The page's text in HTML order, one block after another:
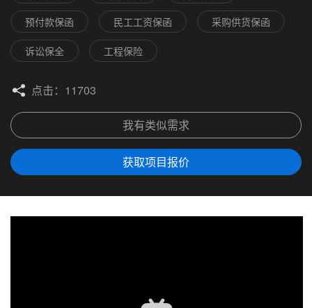
预付款保函 民工工资保函 采购供货保函
诉讼保全 工程保险
点击：11703
我有类似需求
获取项目报价